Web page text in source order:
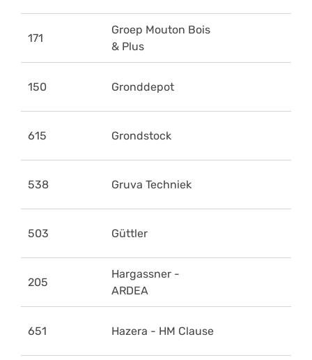
171
Groep Mouton Bois
& Plus
150 Gronddepot
615 Grondstock
538 Gruva Techniek
503 Güttler
205
Hargassner -
ARDEA
651 Hazera - HM Clause